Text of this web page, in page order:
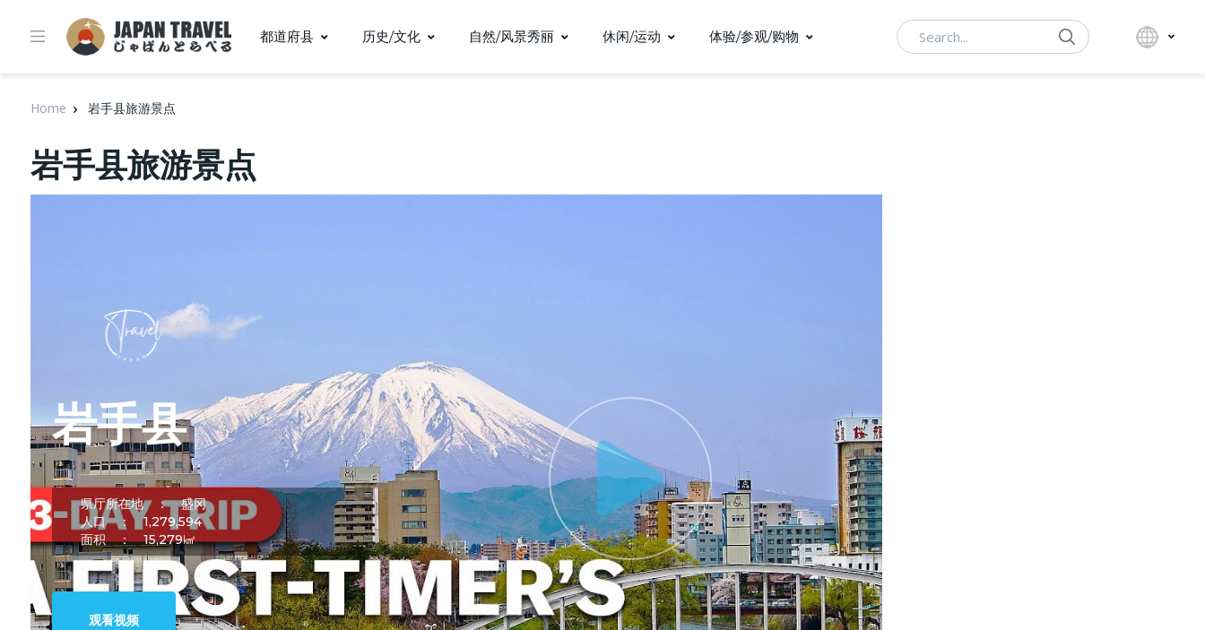
都道府县 历史/文化 自然/风景秀丽 休闲/运动 体验/参观/购物 Search
Home 岩手县旅游景点
岩手县旅游景点
岩手县
県厅所在地 ：盛冈
人口 ：1,279,594
面积 ：15,279㎢
观看视频